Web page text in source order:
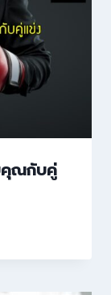
คุณกับคู่